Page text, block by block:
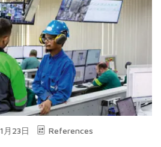
月23日 References